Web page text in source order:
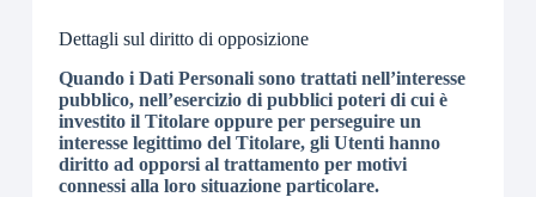
Dettagli sul diritto di opposizione
Quando i Dati Personali sono trattati nell’interesse
pubblico, nell’esercizio di pubblici poteri di cui è
investito il Titolare oppure per perseguire un
interesse legittimo del Titolare, gli Utenti hanno
diritto ad opporsi al trattamento per motivi
connessi alla loro situazione particolare.